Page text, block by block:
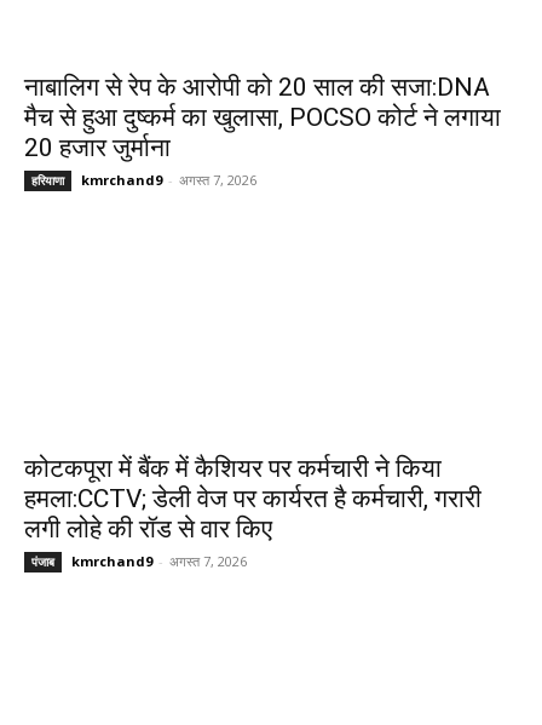
नाबालिग से रेप के आरोपी को 20 साल की सजा:DNA
मैच से हुआ दुष्कर्म का खुलासा, POCSO कोर्ट ने लगाया
20 हजार जुर्माना
हरियाणा kmrchand9 - अगस्त 7, 2026
कोटकपूरा में बैंक में कैशियर पर कर्मचारी ने किया
हमला:CCTV; डेली वेज पर कार्यरत है कर्मचारी, गरारी
लगी लोहे की रॉड से वार किए
पंजाब kmrchand9 - अगस्त 7, 2026